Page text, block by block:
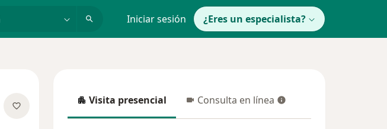
Iniciar sesión ¿Eres un especialista?
Visita presencial
Visita presencial Consulta en línea
Consulta en línea